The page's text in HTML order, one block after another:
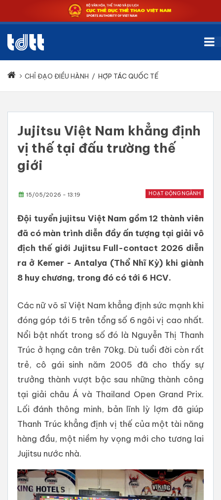
CHỈ ĐẠO ĐIỀU HÀNH / HỢP TÁC QUỐC TẾ
Jujitsu Việt Nam khẳng định
vị thế tại đấu trường thế
giới
HOẠT ĐỘNG NGÀNH
15/05/2026 - 13:19
Đội tuyển jujitsu Việt Nam gồm 12 thành viên
đã có màn trình diễn đầy ấn tượng tại giải vô
địch thế giới Jujitsu Full-contact 2026 diễn
ra ở Kemer - Antalya (Thổ Nhĩ Kỳ) khi giành
8 huy chương, trong đó có tới 6 HCV.
Các nữ võ sĩ Việt Nam khẳng định sức mạnh khi
đóng góp tới 5 trên tổng số 6 ngôi vị cao nhất.
Nổi bật nhất trong số đó là Nguyễn Thị Thanh
Trúc ở hạng cân trên 70kg. Dù tuổi đời còn rất
trẻ, cô gái sinh năm 2005 đã cho thấy sự
trưởng thành vượt bậc sau những thành công
tại giải châu Á và Thailand Open Grand Prix.
Lối đánh thông minh, bản lĩnh lỳ lợm đã giúp
Thanh Trúc khẳng định vị thế của một tài năng
hàng đầu, một niềm hy vọng mới cho tương lai
Jujitsu nước nhà.